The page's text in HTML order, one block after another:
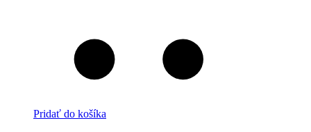
Pridať do košíka